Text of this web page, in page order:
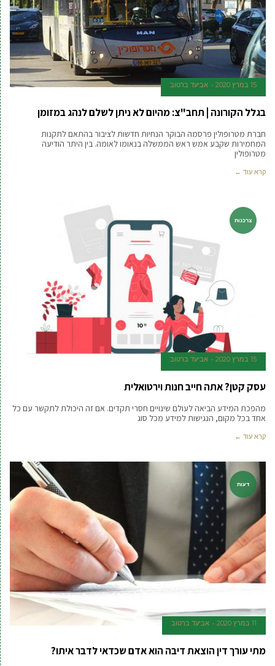
15 במרץ 2020 אביעד ברטוב
בגלל הקורונה | תחב"צ: מהיום לא ניתן לשלם לנהג במזומן
חברת מטרופולין פרסמה הבוקר הנחיות חדשות לציבור בהתאם לתקנות
המחמירות שקבע אמש ראש הממשלה בנאומו לאומה. בין היתר הודיעה
מטרופולין
קרא עוד ←
צרכנות
15 במרץ 2020 אביעד ברטוב
עסק קטן? אתה חייב חנות וירטואלית
מהפכת המידע הביאה לעולם שינויים חסרי תקדים. אם זה היכולת לתקשר עם כל
אחד בכל מקום, הנגישות למידע מכל סוג
קרא עוד ←
דעות
11 במרץ 2020 אביעד ברטוב
מתי עורך דין הוצאת דיבה הוא אדם שכדאי לדבר איתו?